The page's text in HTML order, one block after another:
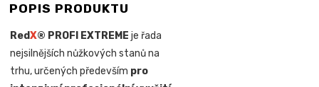
POPIS PRODUKTU
RedX® PROFI EXTREME je řada
nejsilnějších nůžkových stanů na
trhu, určených především pro